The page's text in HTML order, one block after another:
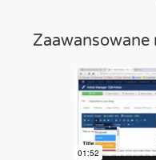
Zaawansowane